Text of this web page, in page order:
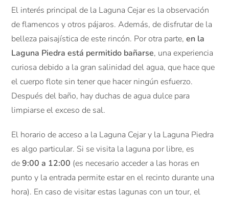
El interés principal de la Laguna Cejar es la observación
de flamencos y otros pájaros. Además, de disfrutar de la
belleza paisajística de este rincón. Por otra parte,en la
Laguna Piedra está permitido bañarse, una experiencia
curiosa debido a la gran salinidad del agua, que hace que
el cuerpo flote sin tener que hacer ningún esfuerzo.
Después del baño, hay duchas de agua dulce para
limpiarse el exceso de sal.
El horario de acceso a la Laguna Cejar y la Laguna Piedra
es algo particular. Si se visita la laguna por libre, es
de9:00 a 12:00 (es necesario acceder a las horas en
punto y la entrada permite estar en el recinto durante una
hora). En caso de visitar estas lagunas con un tour, el